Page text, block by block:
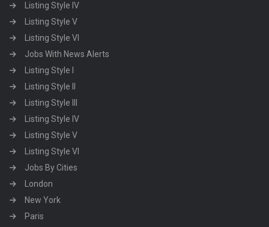
Listing Style IV
Listing Style V
Listing Style VI
Jobs With News Alerts
Listing Style I
Listing Style II
Listing Style III
Listing Style IV
Listing Style V
Listing Style VI
Jobs By Cities
London
New York
Paris